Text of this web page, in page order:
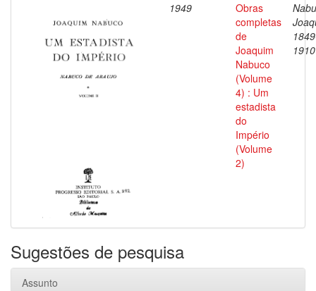
1949
Obras
completas
de
Joaquim
Nabuco
(Volume
4) : Um
estadista
do
Império
(Volume
2)
1910
Sugestões de pesquisa
Assunto